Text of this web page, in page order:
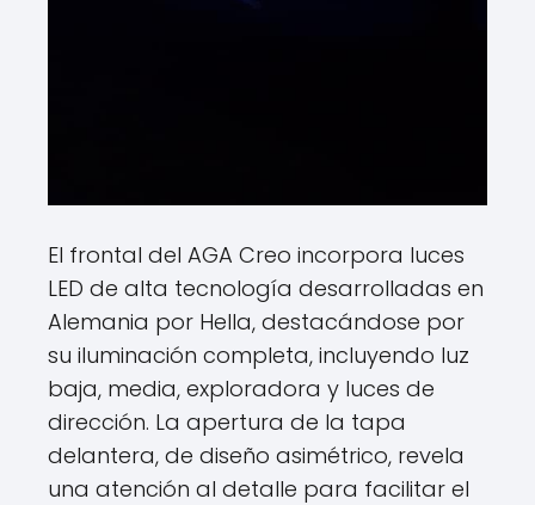
El frontal del AGA Creo incorpora luces
LED de alta tecnología desarrolladas en
Alemania por Hella, destacándose por
su iluminación completa, incluyendo luz
baja, media, exploradora y luces de
dirección. La apertura de la tapa
delantera, de diseño asimétrico, revela
una atención al detalle para facilitar el